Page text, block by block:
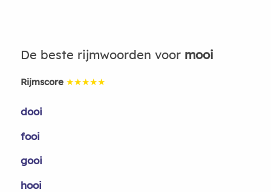
De beste rijmwoorden voor mooi
Rijmscore ★★★★★
dooi
fooi
gooi
hooi